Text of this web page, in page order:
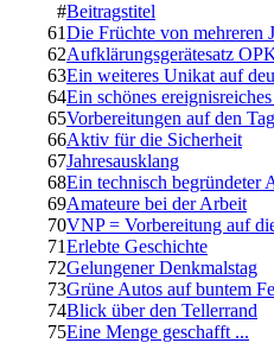
#Beitragstitel
61Die Früchte von mehreren
62Aufklärungsgerätesatz
63Ein weiteres Unikat auf
64Ein schönes
65Vorbereitungen auf den
66Aktiv für die Sicherheit
67Jahresausklang
68Ein technisch begründeter
69Amateure bei der Arbeit
70VNP = Vorbereitung auf
71Erlebte Geschichte
72Gelungener Denkmalstag
73Grüne Autos auf buntem
74Blick über den Tellerrand
75Eine Menge geschafft ...